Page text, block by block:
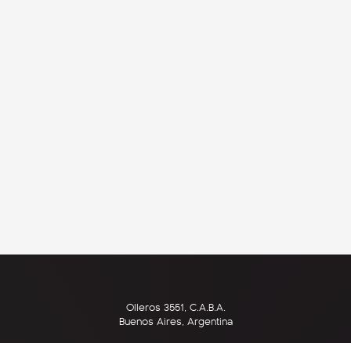
Olleros 3551, C.A.B.A.
Buenos Aires, Argentina